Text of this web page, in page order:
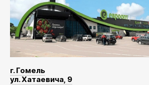
г. Гомель
ул. Хатаевича, 9